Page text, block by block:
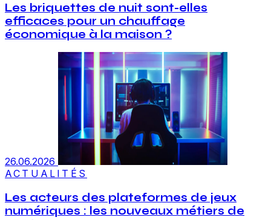
Les briquettes de nuit sont-elles
efficaces pour un chauffage
économique à la maison ?
26.06.2026
ACTUALITÉS
Les acteurs des plateformes de jeux
numériques : les nouveaux métiers de